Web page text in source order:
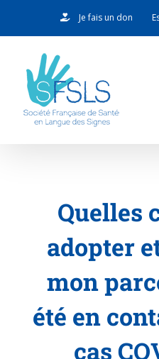
au
Je fais un don
Quelles
adopter
mon
été en
cas